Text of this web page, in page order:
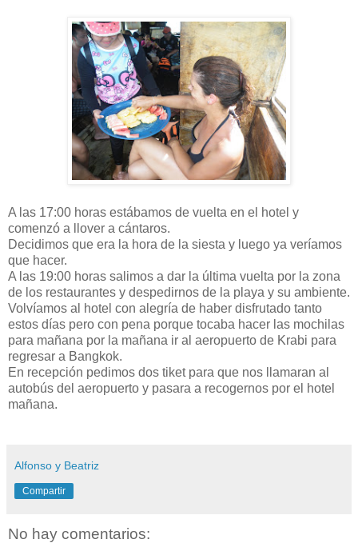
A las 17:00 horas estábamos de vuelta en el hotel y
comenzó a llover a cántaros.
Decidimos que era la hora de la siesta y luego ya veríamos
que hacer.
A las 19:00 horas salimos a dar la última vuelta por la zona
de los restaurantes y despedirnos de la playa y su ambiente.
Volvíamos al hotel con alegría de haber disfrutado tanto
estos días pero con pena porque tocaba hacer las mochilas
para mañana por la mañana ir al aeropuerto de Krabi para
regresar a Bangkok.
En recepción pedimos dos tiket para que nos llamaran al
autobús del aeropuerto y pasara a recogernos por el hotel
mañana.
Alfonso y Beatriz
Compartir
No hay comentarios: